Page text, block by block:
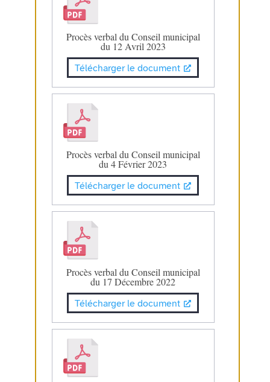
Procès verbal du Conseil municipal
du 12 Avril 2023
Télécharger le document
Procès verbal du Conseil municipal
du 4 Février 2023
Télécharger le document
Procès verbal du Conseil municipal
du 17 Décembre 2022
Télécharger le document